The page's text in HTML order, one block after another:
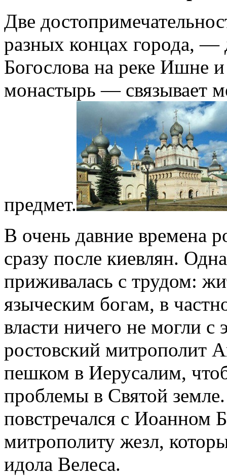
Две
разных концах города, —
Богослова на реке Ишне
монастырь — связывает
предмет.
В очень давние времена
сразу после киевлян.
приживалась с трудом:
языческим богам, в
власти ничего не могли
ростовский митрополит
пешком в Иерусалим,
проблемы в Святой
повстречался с Иоанном
митрополиту жезл,
идола Велеса.